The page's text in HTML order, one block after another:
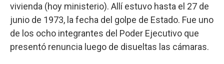
vivienda (hoy ministerio). Allí estuvo hasta el 27 de
junio de 1973, la fecha del golpe de Estado. Fue uno
de los ocho integrantes del Poder Ejecutivo que
presentó renuncia luego de disueltas las cámaras.